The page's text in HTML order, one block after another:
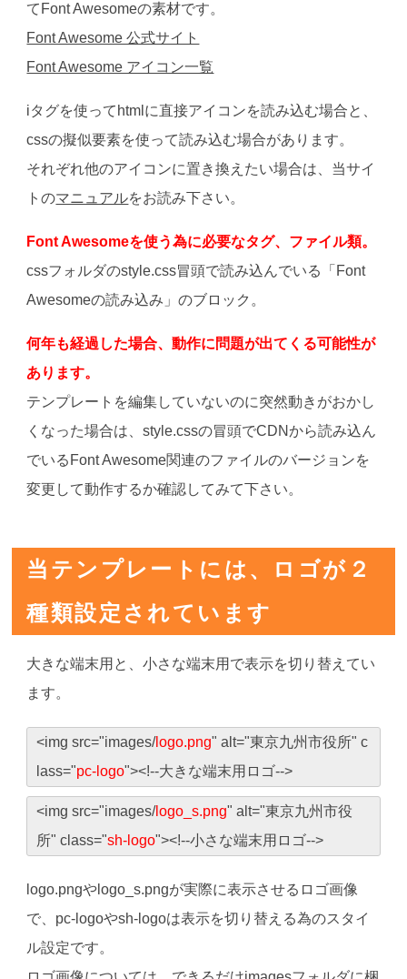
てFont Awesomeの素材です。
Font Awesome 公式サイト
Font Awesome アイコン一覧
iタグを使ってhtmlに直接アイコンを読み込む場合と、
cssの擬似要素を使って読み込む場合があります。
それぞれ他のアイコンに置き換えたい場合は、当サイ
トのマニュアルをお読み下さい。
Font Awesomeを使う為に必要なタグ、ファイル類。
cssフォルダのstyle.css冒頭で読み込んでいる「Font
Awesomeの読み込み」のブロック。
何年も経過した場合、動作に問題が出てくる可能性が
あります。
テンプレートを編集していないのに突然動きがおかし
くなった場合は、style.cssの冒頭でCDNから読み込ん
でいるFont Awesome関連のファイルのバージョンを
変更して動作するか確認してみて下さい。
当テンプレートには、ロゴが２
種類設定されています
大きな端末用と、小さな端末用で表示を切り替えてい
ます。
<img src="images/logo.png" alt="東京九州市役所" c
lass="pc-logo"><!--大きな端末用ロゴ-->
<img src="images/logo_s.png" alt="東京九州市役
所" class="sh-logo"><!--小さな端末用ロゴ-->
logo.pngやlogo_s.pngが実際に表示させるロゴ画像
で、pc-logoやsh-logoは表示を切り替える為のスタイ
ル設定です。